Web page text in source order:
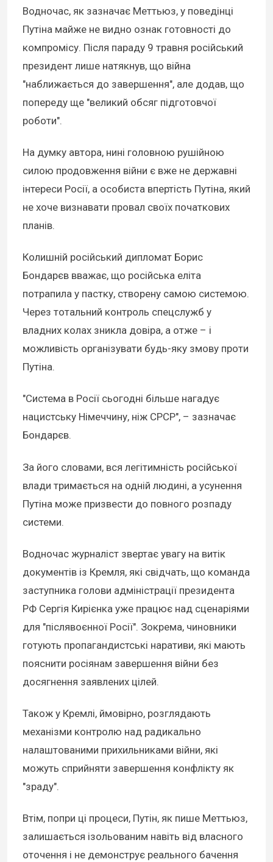
Водночас, як зазначає Меттьюз, у поведінці
Путіна майже не видно ознак готовності до
компромісу. Після параду 9 травня російський
президент лише натякнув, що війна
"наближається до завершення", але додав, що
попереду ще "великий обсяг підготовчої
роботи".
На думку автора, нині головною рушійною
силою продовження війни є вже не державні
інтереси Росії, а особиста впертість Путіна, який
не хоче визнавати провал своїх початкових
планів.
Колишній російський дипломат Борис
Бондарєв вважає, що російська еліта
потрапила у пастку, створену самою системою.
Через тотальний контроль спецслужб у
владних колах зникла довіра, а отже – і
можливість організувати будь-яку змову проти
Путіна.
"Система в Росії сьогодні більше нагадує
нацистську Німеччину, ніж СРСР", – зазначає
Бондарєв.
За його словами, вся легітимність російської
влади тримається на одній людині, а усунення
Путіна може призвести до повного розпаду
системи.
Водночас журналіст звертає увагу на витік
документів із Кремля, які свідчать, що команда
заступника голови адміністрації президента
РФ Сергія Кирієнка уже працює над сценаріями
для "післявоєнної Росії". Зокрема, чиновники
готують пропагандистські наративи, які мають
пояснити росіянам завершення війни без
досягнення заявлених цілей.
Також у Кремлі, ймовірно, розглядають
механізми контролю над радикально
налаштованими прихильниками війни, які
можуть сприйняти завершення конфлікту як
"зраду".
Втім, попри ці процеси, Путін, як пише Меттьюз,
залишається ізольованим навіть від власного
оточення і не демонструє реального бачення